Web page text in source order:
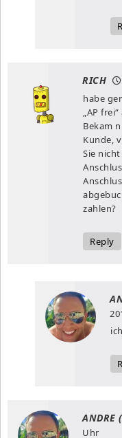
RICH
habe
„AP
Bekam
Kunde,
Sie
zahlen?
Reply
ANDRE
Uhr